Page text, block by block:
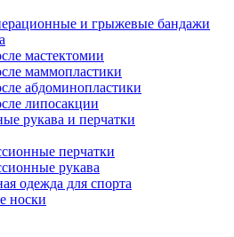
и грыжевые бандажи
мастектомии
маммопластики
абдоминопластики
липосакции
рукава и перчатки
перчатки
рукава
одежда для спорта
носки